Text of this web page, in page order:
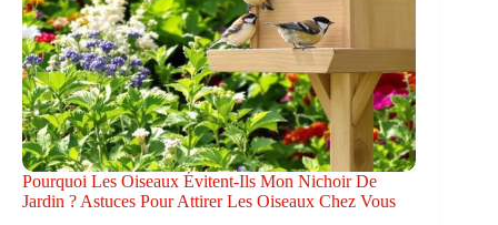
Pourquoi Les Oiseaux Évitent-Ils Mon Nichoir De
Jardin ? Astuces Pour Attirer Les Oiseaux Chez Vous